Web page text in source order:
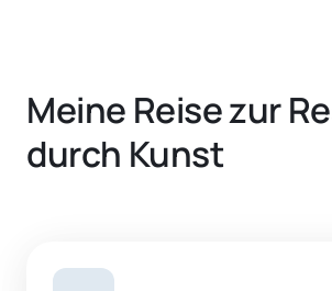
Meine Reise zur
durch Kunst